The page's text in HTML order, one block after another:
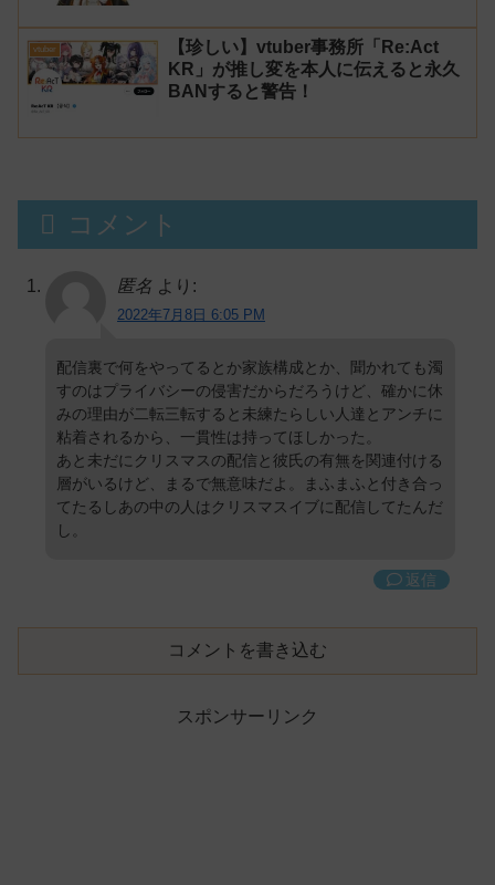
vtuber
【珍しい】vtuber事務所「Re:Act
KR」が推し変を本人に伝えると永久
BANすると警告！
コメント
匿名 より:
2022年7月8日 6:05 PM
配信裏で何をやってるとか家族構成とか、聞かれても濁
すのはプライバシーの侵害だからだろうけど、確かに休
みの理由が二転三転すると未練たらしい人達とアンチに
粘着されるから、一貫性は持ってほしかった。
あと未だにクリスマスの配信と彼氏の有無を関連付ける
層がいるけど、まるで無意味だよ。まふまふと付き合っ
てたるしあの中の人はクリスマスイブに配信してたんだ
し。
返信
コメントを書き込む
スポンサーリンク